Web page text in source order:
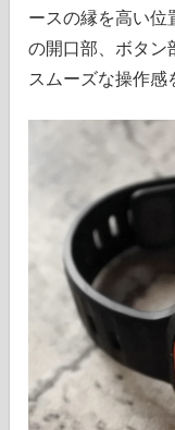
ースの縁を高い位
の開口部、ボタン
スムーズな操作感